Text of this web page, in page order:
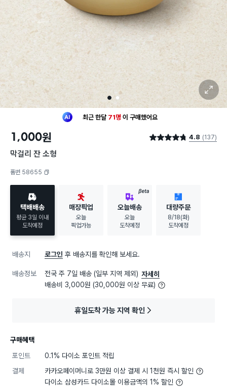
1 2
확대 보기
최근 한달 71명 이 구매했어요
구매했어요
1,000원 별점 4.8점 4.8 (137)
막걸리 잔 소형
품번 58655
택배배송
평균 3일 이내
도착예정
매장픽업
오늘
픽업가능
BETA
오늘배송
오늘
도착예정
대량주문
8/18(화)
도착예정
배송지 로그인 후 배송지를 확인해 보세요.
배송정보 전국 주 7일 배송 (일부 지역 제외) 자세히
배송비 3,000원 (30,000원 이상 무료)
휴일도착 가능 지역 확인
구매혜택
포인트
0.1% 다이소 포인트 적립
결제
카카오페이머니로 3만원 이상 결제 시 1천원 즉시 할인
다이소 삼성카드 다이소몰 이용금액의 1% 할인